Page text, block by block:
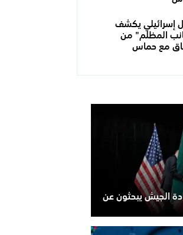
إسرائيلي يكشف
المظلم" من
مع حماس
الجيش يبحثون عن